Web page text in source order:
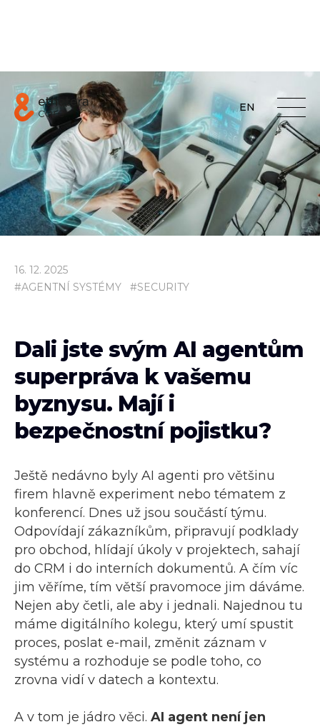
EN
16. 12. 2025
#AGENTNÍ SYSTÉMY #SECURITY
Dali jste svým AI agentům
superpráva k vašemu
byznysu. Mají i
bezpečnostní pojistku?
Ještě nedávno byly AI agenti pro většinu
firem hlavně experiment nebo tématem z
konferencí. Dnes už jsou součástí týmu.
Odpovídají zákazníkům, připravují podklady
pro obchod, hlídají úkoly v projektech, sahají
do CRM i do interních dokumentů. A čím víc
jim věříme, tím větší pravomoce jim dáváme.
Nejen aby četli, ale aby i jednali. Najednou tu
máme digitálního kolegu, který umí spustit
proces, poslat e-mail, změnit záznam v
systému a rozhoduje se podle toho, co
zrovna vidí v datech a kontextu.
A v tom je jádro věci. AI agent není jen